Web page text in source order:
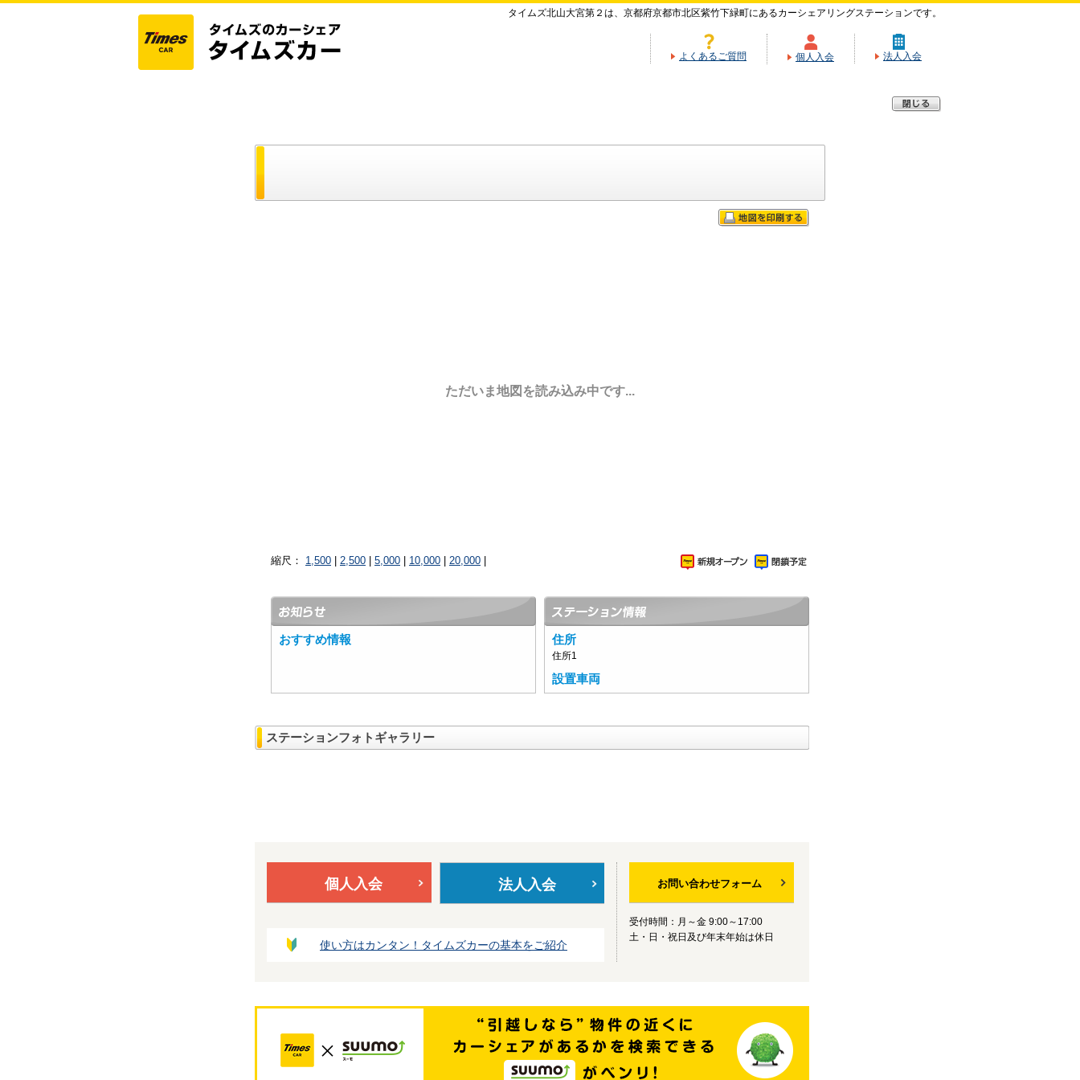
タイムズ北山大宮第２は、京都府京都市北区紫竹下緑町にあるカーシェアリングステーションです。
よくあるご質問 個人入会 法人入会
ただいま地図を読み込み中です...
縮尺： 1,500 2,500 5,000 10,000 20,000
おすすめ情報 住所
住所1
設置車両
ステーションフォトギャラリー
個人入会 法人入会
使い方はカンタン！タイムズカーの基本をご紹介
お問い合わせフォーム
受付時間：月～金 9:00～17:00
土・日・祝日及び年末年始は休日